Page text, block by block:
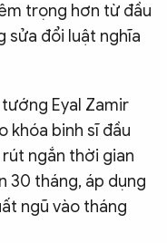
trọng hơn từ đầu
sửa đổi luật nghĩa
Eyal Zamir
khóa binh sĩ đầu
ngắn thời gian
30 tháng, áp dụng
ngũ vào tháng